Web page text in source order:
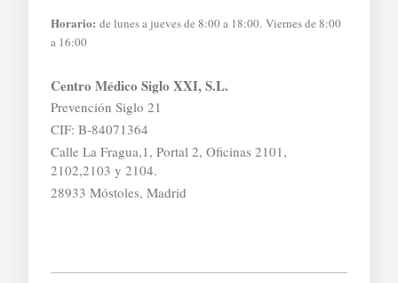
Horario: de lunes a jueves de 8:00 a 18:00. Viernes de 8:00
a 16:00
Centro Médico Siglo XXI, S.L.
Prevención Siglo 21
CIF: B-84071364
Calle La Fragua,1, Portal 2, Oficinas 2101,
2102,2103 y 2104.
28933 Móstoles, Madrid